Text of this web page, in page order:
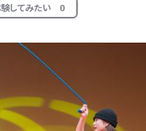
してみたい 0